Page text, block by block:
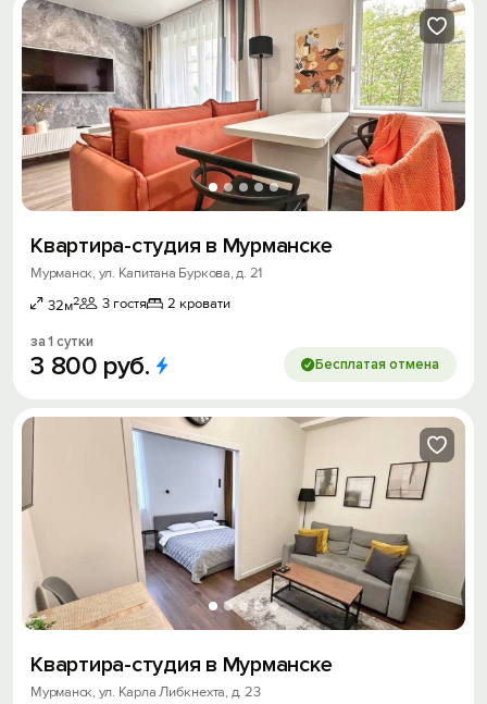
Квартира-студия в Мурманске
Мурманск, ул. Капитана Буркова, д. 21
32м2 3 гостя 2 кровати
за 1 сутки
3 800 руб. Бесплатая отмена
Квартира-студия в Мурманске
Мурманск, ул. Карла Либкнехта, д. 23